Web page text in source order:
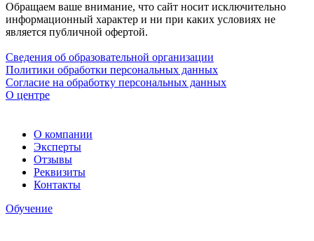
Обращаем ваше внимание, что сайт носит исключительно
информационный характер и ни при каких условиях не
является публичной офертой.
Сведения об образовательной организации
Политики обработки персональных данных
Согласие на обработку персональных данных
О центре
О компании
Эксперты
Отзывы
Реквизиты
Контакты
Обучение